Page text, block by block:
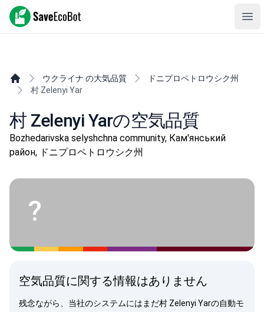
SaveEcoBot
ウクライナ の大気品質
ドニプロペトロウシク州
村 Zelenyi Yar
村 Zelenyi Yarの空気品質
Bozhedarivska selyshchna community, Кам'янський
район, ドニプロペトロウシク州
?
空気品質に関する情報はありません
残念ながら、当社のシステムにはまだ村 Zelenyi Yarの自動モ